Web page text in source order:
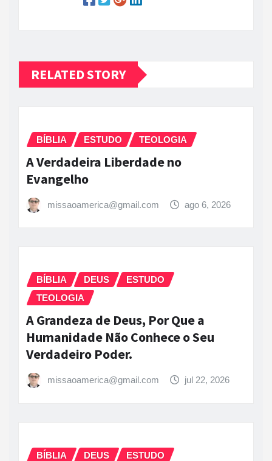
RELATED STORY
BÍBLIA ESTUDO TEOLOGIA
A Verdadeira Liberdade no
Evangelho
missaoamerica@gmail.com ago 6, 2026
BÍBLIA DEUS
ESTUDO
TEOLOGIA
A Grandeza de Deus, Por Que a
Humanidade Não Conhece o Seu
Verdadeiro Poder.
missaoamerica@gmail.com jul 22, 2026
BÍBLIA DEUS
ESTUDO